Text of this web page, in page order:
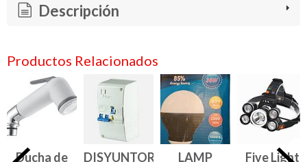
Descripción
Productos Relacionados
Ducha de
DISYUNTOR
LAMP
Five Light